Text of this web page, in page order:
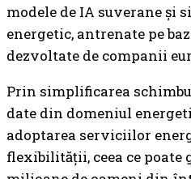
modele de IA suverane și
energetic, antrenate pe
dezvoltate de companii
Prin simplificarea
date din domeniul
adoptarea serviciilor
flexibilității, ceea ce poate